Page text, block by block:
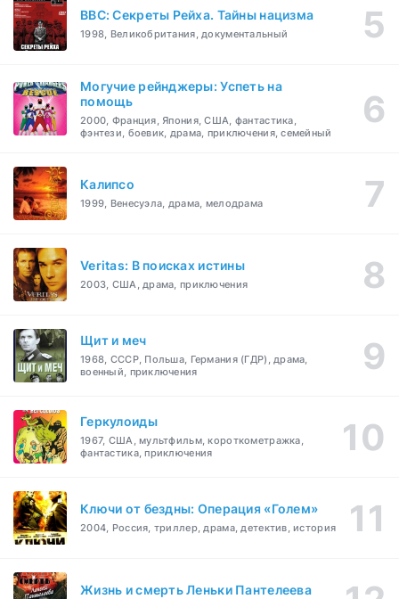
BBC: Секреты Рейха. Тайны нацизма
1998, Великобритания, документальный
Могучие рейнджеры: Успеть на
помощь
2000, Франция, Япония, США, фантастика,
фэнтези, боевик, драма, приключения, семейный
Калипсо
1999, Венесуэла, драма, мелодрама
Veritas: В поисках истины
2003, США, драма, приключения
Щит и меч
1968, СССР, Польша, Германия (ГДР), драма,
военный, приключения
Геркулоиды
1967, США, мультфильм, короткометражка,
фантастика, приключения
Ключи от бездны: Операция «Голем»
2004, Россия, триллер, драма, детектив, история
Жизнь и смерть Леньки Пантелеева